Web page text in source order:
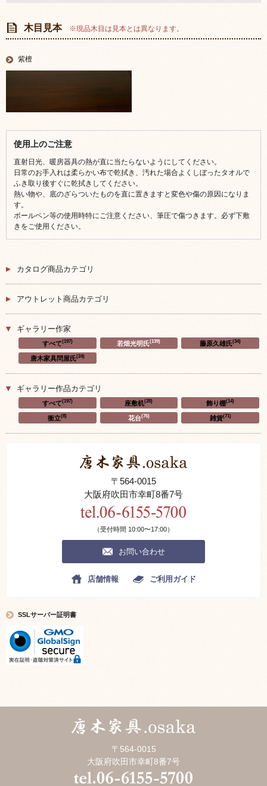
木目見本 ※現品木目は見本とは異なります。
紫檀
使用上のご注意
直射日光、暖房器具の熱が直に当たらないようにしてください。
日常のお手入れは柔らかい布で乾拭き、汚れた場合よくしぼったタオルで
ふき取り後すぐに乾拭きしてください。
熱い物や、底のざらついたものを直に置きますと変色や傷の原因になりま
す。
ボールペン等の使用時特にご注意ください、筆圧で傷つきます。必ず下敷
きをご使用ください。
カタログ商品カテゴリ
アウトレット商品カテゴリ
ギャラリー作家
すべて(197) 若畑光明氏(139) 藤原久雄氏(34)
唐木家具問屋氏(24)
ギャラリー作品カテゴリ
すべて(197) 座敷机(28) 飾り棚(14)
衝立(8) 花台(76) 雑貨(71)
〒564-0015
大阪府吹田市幸町8番7号
（受付時間 10:00〜17:00）
お問い合わせ
店舗情報 ご利用ガイド
SSLサーバー証明書
〒564-0015
大阪府吹田市幸町8番7号